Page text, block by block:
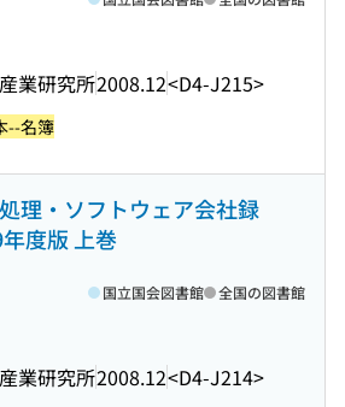
業研究所2008.12<D4-J215>
--名簿
理・ソフトウェア会社録
度版 上巻
業研究所2008.12<D4-J214>
国立国会図書館 全国の図書館